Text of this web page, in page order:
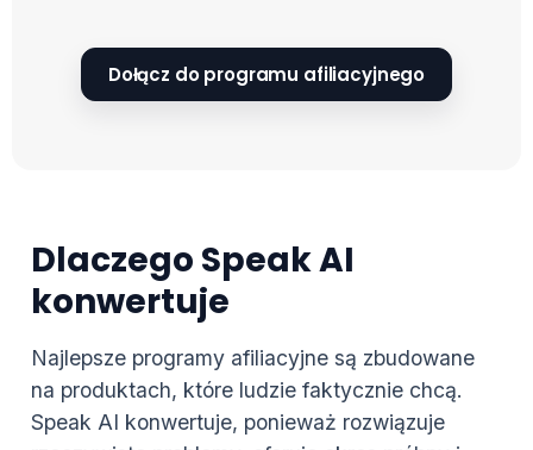
Dołącz do programu afiliacyjnego
Dlaczego Speak AI
konwertuje
Najlepsze programy afiliacyjne są zbudowane
na produktach, które ludzie faktycznie chcą.
Speak AI konwertuje, ponieważ rozwiązuje